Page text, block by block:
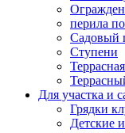
перила
Садовый
Ступени
Для участка и
Грядки
Детские